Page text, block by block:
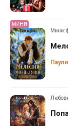
МИНИ
Мини: